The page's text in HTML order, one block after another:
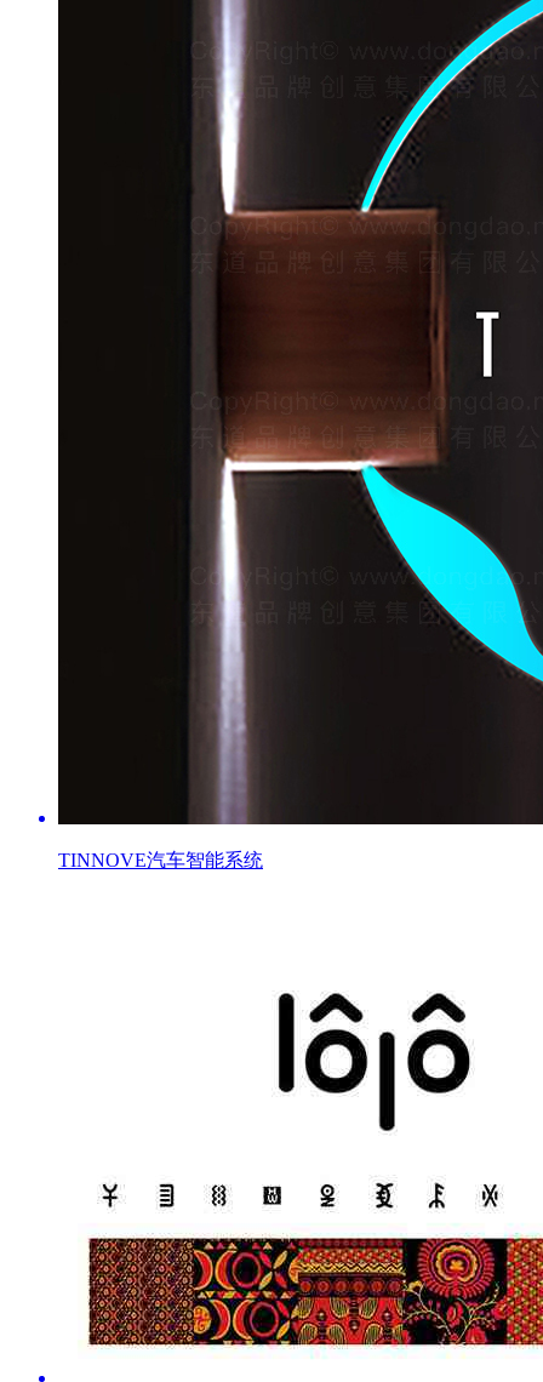
TINNOVE汽车智能系统